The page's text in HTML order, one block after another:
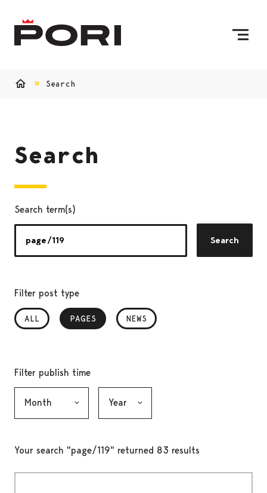
Search
Search
Search term(s)
Search
Filter post type
ALL PAGES
, SELECTED NEWS
Filter publish time
Your search "page/119" returned 83 results